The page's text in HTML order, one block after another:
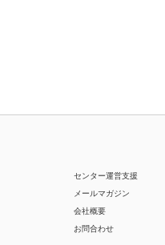
センター運営支援
メールマガジン
会社概要
お問合わせ